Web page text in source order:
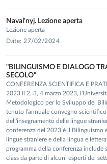
Naval'nyj. Lezione aperta
Lezione aperta
Date: 27/02/2024
"BILINGUISMO E DIALOGO
SECOLO"
CONFERENZA SCIENTIFICA E
2023 Il 2, 3, 4 marzo 2023,
Metodologico per lo Sviluppo del
tenuto l'annuale convegno
dell'insegnamento delle lingue
conferenza del 2023 è il Bilinguismo
lingue straniere e della lingua e
programma della conferenza include
class da parte di alcuni esperti del